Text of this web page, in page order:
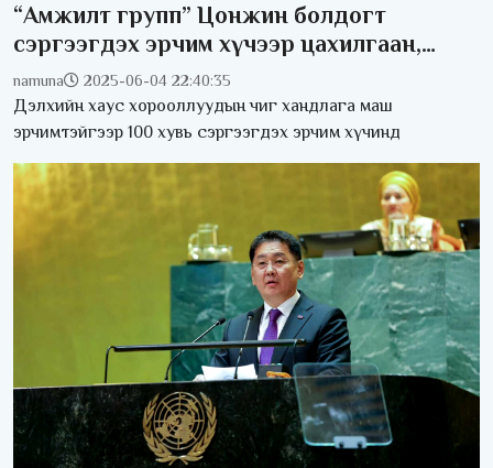
“Амжилт групп” Цонжин болдогт
сэргээгдэх эрчим хүчээр цахилгаан,
дулаанаа шийдсэн 1000 айлын хаус
хороолол барина
namuna 2025-06-04 22:40:35
Дэлхийн хаус хорооллуудын чиг хандлага маш
эрчимтэйгээр 100 хувь сэргээгдэх эрчим хүчинд